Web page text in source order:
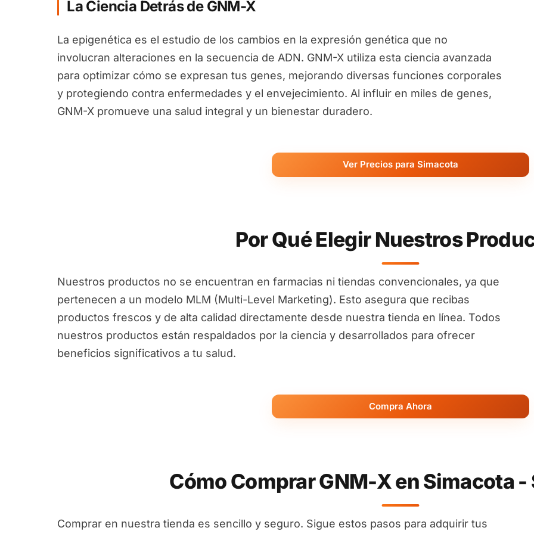
La Ciencia Detrás de GNM-X
La epigenética es el estudio de los cambios en la expresión genética que no
involucran alteraciones en la secuencia de ADN. GNM-X utiliza esta ciencia avanzada
para optimizar cómo se expresan tus genes, mejorando diversas funciones corporales
y protegiendo contra enfermedades y el envejecimiento. Al influir en miles de genes,
GNM-X promueve una salud integral y un bienestar duradero.
Ver Precios para Simacota
Por Qué Elegir Nuestros
Nuestros productos no se encuentran en farmacias ni tiendas convencionales, ya que
pertenecen a un modelo MLM (Multi-Level Marketing). Esto asegura que recibas
productos frescos y de alta calidad directamente desde nuestra tienda en línea. Todos
nuestros productos están respaldados por la ciencia y desarrollados para ofrecer
beneficios significativos a tu salud.
Compra Ahora
Cómo Comprar GNM-X en Simacota
Comprar en nuestra tienda es sencillo y seguro. Sigue estos pasos para adquirir tus